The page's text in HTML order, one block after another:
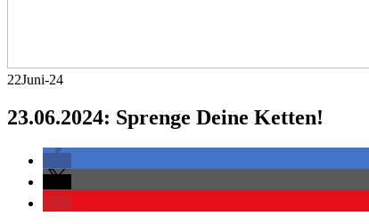
22Juni-24
23.06.2024: Sprenge Deine Ketten!